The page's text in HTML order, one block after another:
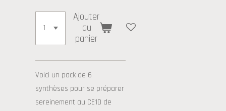
Ajouter
au
panier
Voici un pack de 6
synthèses pour se préparer
sereinement au CE1D de